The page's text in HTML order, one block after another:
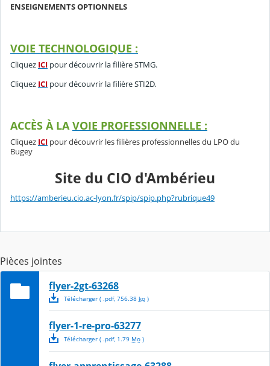
ENSEIGNEMENTS OPTIONNELS
VOIE TECHNOLOGIQUE :
Cliquez ICI pour découvrir la filière STMG.
Cliquez ICI pour découvrir la filière STI2D.
ACCÈS À LA VOIE PROFESSIONNELLE :
Cliquez ICI pour découvrir les filières professionnelles du LPO du
Bugey
Site du CIO d'Ambérieu
https://amberieu.cio.ac-lyon.fr/spip/spip.php?rubrique49
Pièces jointes
flyer-2gt-63268
Télécharger( .pdf, 756.38 ko)
flyer-1-re-pro-63277
Télécharger( .pdf, 1.79 Mo)